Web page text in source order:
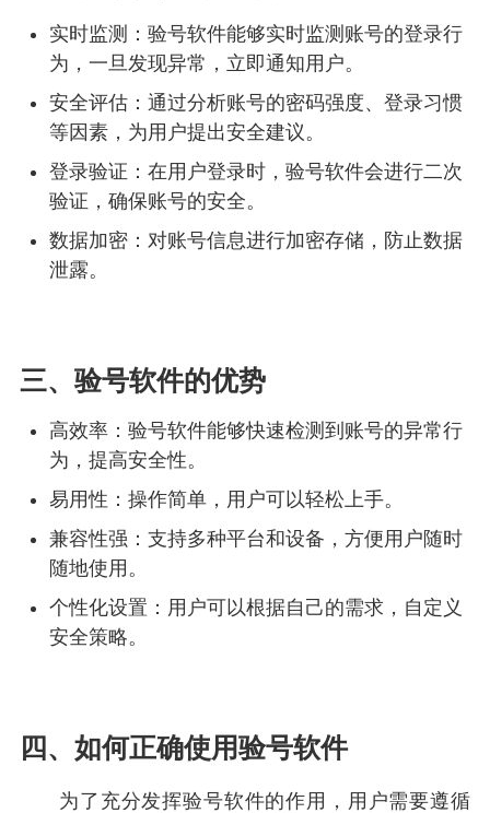
实时监测：验号软件能够实时监测账号的登录行
为，一旦发现异常，立即通知用户。
安全评估：通过分析账号的密码强度、登录习惯
等因素，为用户提出安全建议。
登录验证：在用户登录时，验号软件会进行二次
验证，确保账号的安全。
数据加密：对账号信息进行加密存储，防止数据
泄露。
三、验号软件的优势
高效率：验号软件能够快速检测到账号的异常行
为，提高安全性。
易用性：操作简单，用户可以轻松上手。
兼容性强：支持多种平台和设备，方便用户随时
随地使用。
个性化设置：用户可以根据自己的需求，自定义
安全策略。
四、如何正确使用验号软件
为了充分发挥验号软件的作用，用户需要遵循